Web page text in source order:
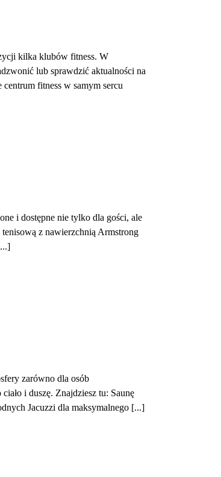
kilka klubów fitness. W
lub sprawdzić aktualności na
fitness w samym sercu
i dostępne nie tylko dla gości, ale
z nawierzchnią Armstrong
zarówno dla osób
i duszę. Znajdziesz tu: Saunę
Jacuzzi dla maksymalnego [...]